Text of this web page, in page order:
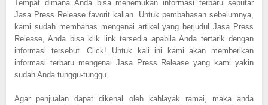
Tempat dimana Anda bisa menemukan informasi terbaru seputar
Jasa Press Release favorit kalian. Untuk pembahasan sebelumnya,
kami sudah membahas mengenai artikel yang berjudul Jasa Press
Release, Anda bisa klik link tersedia apabila Anda tertarik dengan
informasi tersebut. Click! Untuk kali ini kami akan memberikan
informasi terbaru mengenai Jasa Press Release yang kami yakin
sudah Anda tunggu-tunggu.
Agar penjualan dapat dikenal oleh kahlayak ramai, maka anda